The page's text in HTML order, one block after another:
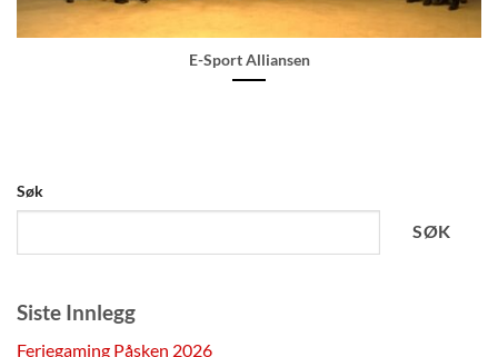
E-Sport Alliansen
Søk
SØK
Siste Innlegg
Feriegaming Påsken 2026